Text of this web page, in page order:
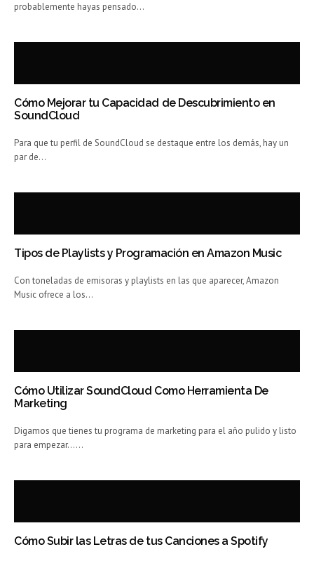
probablemente hayas pensado…
Cómo Mejorar tu Capacidad de Descubrimiento en
SoundCloud
Para que tu perfil de SoundCloud se destaque entre los demás, hay un
par de…
Tipos de Playlists y Programación en Amazon Music
Con toneladas de emisoras y playlists en las que aparecer, Amazon
Music ofrece a los…
Cómo Utilizar SoundCloud Como Herramienta De
Marketing
Digamos que tienes tu programa de marketing para el año pulido y listo
para empezar……
Cómo Subir las Letras de tus Canciones a Spotify